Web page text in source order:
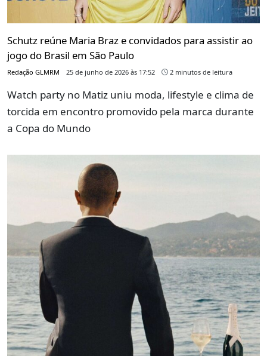
Schutz reúne Maria Braz e convidados para assistir ao
jogo do Brasil em São Paulo
Redação GLMRM 25 de junho de 2026 às 17:52 2 minutos de leitura
Watch party no Matiz uniu moda, lifestyle e clima de
torcida em encontro promovido pela marca durante
a Copa do Mundo